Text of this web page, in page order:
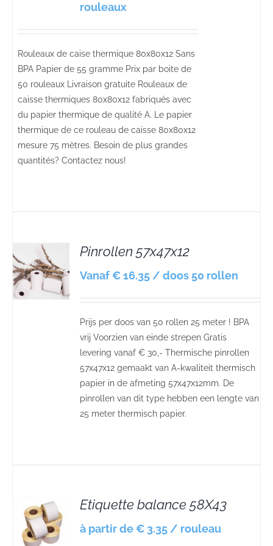
rouleaux
Rouleaux de caise thermique 80x80x12 Sans
BPA Papier de 55 gramme Prix par boite de
50 rouleaux Livraison gratuite Rouleaux de
caisse thermiques 80x80x12 fabriqués avec
du papier thermique de qualité A. Le papier
thermique de ce rouleau de caisse 80x80x12
mesure 75 mètres. Besoin de plus grandes
quantités? Contactez nous!
Pinrollen 57x47x12
Vanaf € 16.35 / doos 50 rollen
Prijs per doos van 50 rollen 25 meter ! BPA
vrij Voorzien van einde strepen Gratis
levering vanaf € 30,- Thermische pinrollen
57x47x12 gemaakt van A-kwaliteit thermisch
papier in de afmeting 57x47x12mm. De
pinrollen van dit type hebben een lengte van
25 meter thermisch papier.
Etiquette balance 58X43
à partir de € 3.35 / rouleau